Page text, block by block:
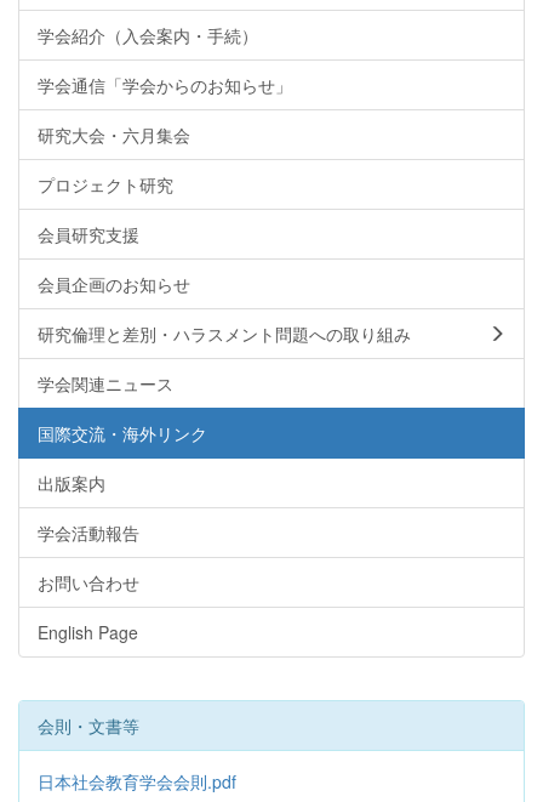
学会紹介（入会案内・手続）
学会通信「学会からのお知らせ」
研究大会・六月集会
プロジェクト研究
会員研究支援
会員企画のお知らせ
研究倫理と差別・ハラスメント問題への取り組み
学会関連ニュース
国際交流・海外リンク
出版案内
学会活動報告
お問い合わせ
English Page
会則・文書等
日本社会教育学会会則.pdf